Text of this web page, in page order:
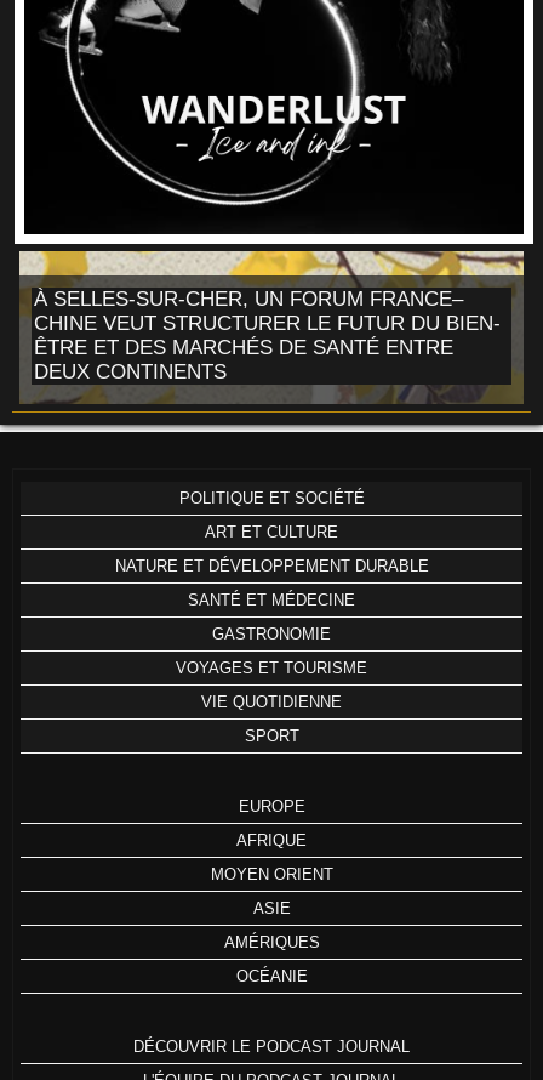
À SELLES-SUR-CHER, UN FORUM FRANCE–
CHINE VEUT STRUCTURER LE FUTUR DU BIEN-
ÊTRE ET DES MARCHÉS DE SANTÉ ENTRE
DEUX CONTINENTS
POLITIQUE ET SOCIÉTÉ
ART ET CULTURE
NATURE ET DÉVELOPPEMENT DURABLE
SANTÉ ET MÉDECINE
GASTRONOMIE
VOYAGES ET TOURISME
VIE QUOTIDIENNE
SPORT
EUROPE
AFRIQUE
MOYEN ORIENT
ASIE
AMÉRIQUES
OCÉANIE
DÉCOUVRIR LE PODCAST JOURNAL